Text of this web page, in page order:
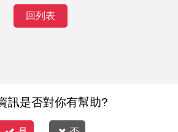
回列表
訊是否對你有幫助?